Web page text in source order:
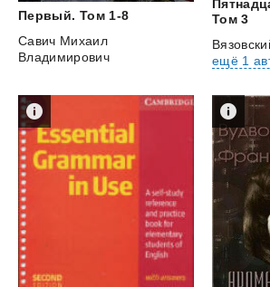
Первый. Том 1-8
Савич Михаил
Владимирович
Том 3
ещё 1